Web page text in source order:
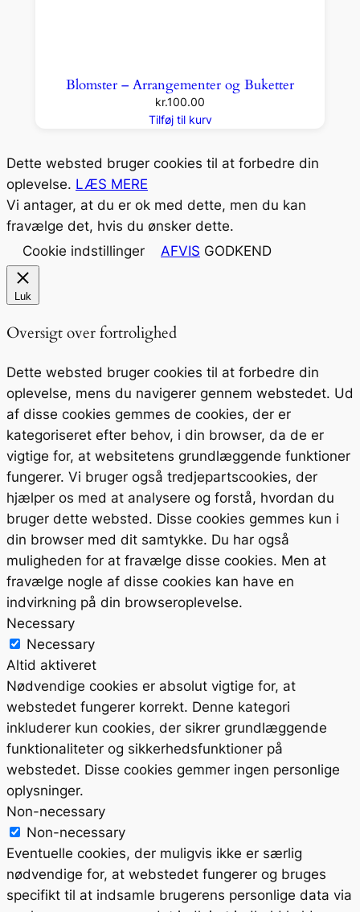
Blomster – Arrangementer og Buketter
kr.100.00
Tilføj til kurv
Dette websted bruger cookies til at forbedre din
oplevelse. LÆS MERE
Vi antager, at du er ok med dette, men du kan
fravælge det, hvis du ønsker dette.
Cookie indstillinger
AFVIS GODKEND
Luk
Oversigt over fortrolighed
Dette websted bruger cookies til at forbedre din
oplevelse, mens du navigerer gennem webstedet. Ud
af disse cookies gemmes de cookies, der er
kategoriseret efter behov, i din browser, da de er
vigtige for, at websitetens grundlæggende funktioner
fungerer. Vi bruger også tredjepartscookies, der
hjælper os med at analysere og forstå, hvordan du
bruger dette websted. Disse cookies gemmes kun i
din browser med dit samtykke. Du har også
muligheden for at fravælge disse cookies. Men at
fravælge nogle af disse cookies kan have en
indvirkning på din browseroplevelse.
Necessary
Necessary
Altid aktiveret
Nødvendige cookies er absolut vigtige for, at
webstedet fungerer korrekt. Denne kategori
inkluderer kun cookies, der sikrer grundlæggende
funktionaliteter og sikkerhedsfunktioner på
webstedet. Disse cookies gemmer ingen personlige
oplysninger.
Non-necessary
Non-necessary
Eventuelle cookies, der muligvis ikke er særlig
nødvendige for, at webstedet fungerer og bruges
specifikt til at indsamle brugerens personlige data via